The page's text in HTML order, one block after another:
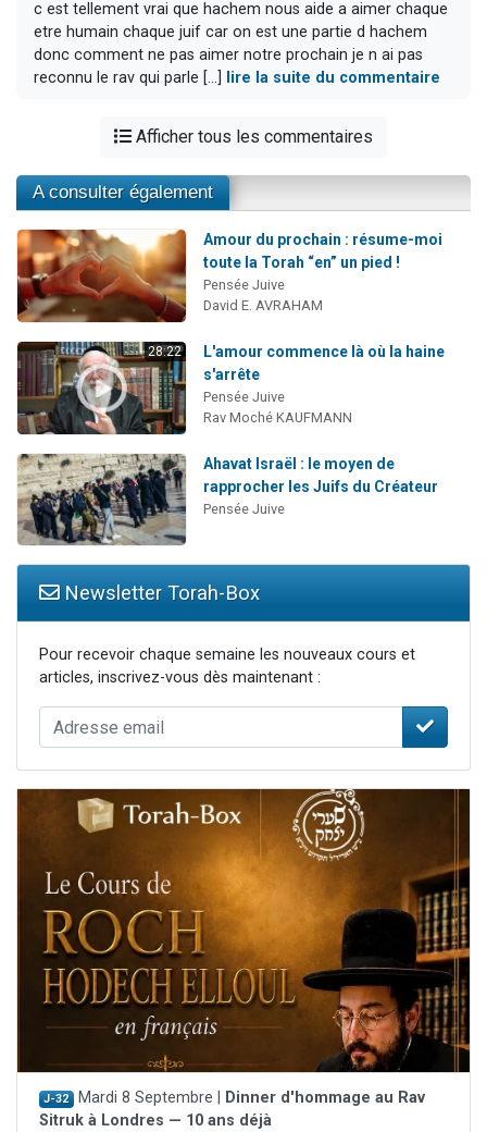
c est tellement vrai que hachem nous aide a aimer chaque
etre humain chaque juif car on est une partie d hachem
donc comment ne pas aimer notre prochain je n ai pas
reconnu le rav qui parle [...]
lire la suite du commentaire
Afficher tous les commentaires
A consulter également
Amour du prochain : résume-moi
toute la Torah “en” un pied !
Pensée Juive
David E. AVRAHAM
28:22
L'amour commence là où la haine
s'arrête
Pensée Juive
Rav Moché KAUFMANN
Ahavat Israël : le moyen de
rapprocher les Juifs du Créateur
Pensée Juive
Newsletter Torah-Box
Pour recevoir chaque semaine les nouveaux cours et
articles, inscrivez-vous dès maintenant :
J-32 Mardi 8 Septembre |
Dinner d'hommage au Rav
Sitruk à Londres — 10 ans déjà